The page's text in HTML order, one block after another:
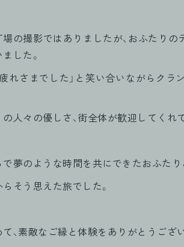
場の撮影ではありましたが、おふたり
した。
疲れさまでした」と笑い合いながらク
の人々の優しさ、街全体が歓迎してくれ
で夢のような時間を共にできたおふたり
そう思えた旅でした。
て、素敵なご縁と体験をありがとうござ